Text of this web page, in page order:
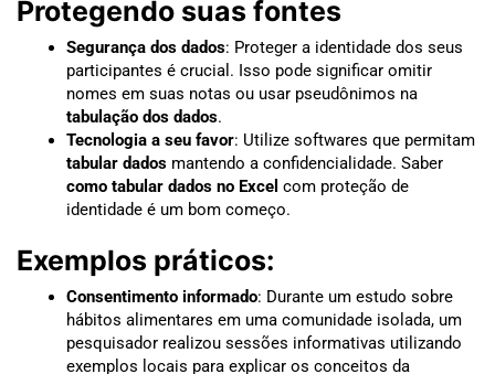
Protegendo suas fontes
Segurança dos dados: Proteger a identidade dos seus
participantes é crucial. Isso pode significar omitir
nomes em suas notas ou usar pseudônimos na
tabulação dos dados.
Tecnologia a seu favor: Utilize softwares que permitam
tabular dados mantendo a confidencialidade. Saber
como tabular dados no Excel com proteção de
identidade é um bom começo.
Exemplos práticos:
Consentimento informado: Durante um estudo sobre
hábitos alimentares em uma comunidade isolada, um
pesquisador realizou sessões informativas utilizando
exemplos locais para explicar os conceitos da